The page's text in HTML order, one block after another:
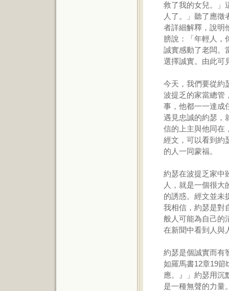
救了我的女兒。」
人了。」聽了應徵
者詳細解釋，說明
膀說：「年輕人，
誠實感動了老闆。
選擇誠實。由此可
今天，我們要從約
波提乏的家當總管
事，他都一一達成
遇見忠誠的約瑟，
信的上主與他同在
經文，可以看到約
的人一同蒙福。
約瑟在波提乏家中
人，就是一個很大
的誘惑。經文並未
我相信，約瑟是對
般人可能為自己的
在新聞中看到人與
約瑟是個誠實而有
如羅馬書12章19
應。』」約瑟用沉
是一種無聲的力量